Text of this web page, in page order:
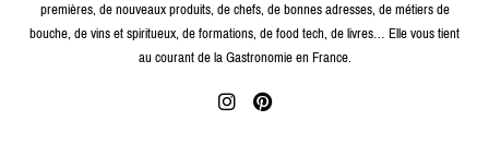
premières, de nouveaux produits, de chefs, de bonnes adresses, de métiers de
bouche, de vins et spiritueux, de formations, de food tech, de livres… Elle vous tient
au courant de la Gastronomie en France.